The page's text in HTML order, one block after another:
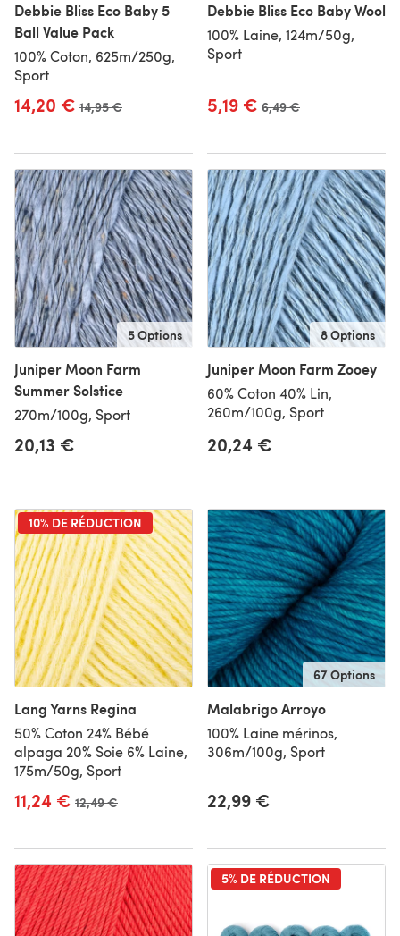
Debbie Bliss Eco Baby 5
Ball Value Pack
100% Coton, 625m/250g,
Sport
14,20 € Ancien prix
14,95 €
Debbie Bliss Eco Baby Wool
100% Laine, 124m/50g,
Sport
5,19 € Ancien prix
6,49 €
5 Options
Juniper Moon Farm
Summer Solstice
270m/100g, Sport
20,13 €
8 Options
Juniper Moon Farm Zooey
60% Coton 40% Lin,
260m/100g, Sport
20,24 €
10% DE RÉDUCTION
Lang Yarns Regina
50% Coton 24% Bébé
alpaga 20% Soie 6% Laine,
175m/50g, Sport
11,24 € Ancien prix
12,49 €
67 Options
Malabrigo Arroyo
100% Laine mérinos,
306m/100g, Sport
22,99 €
5% DE RÉDUCTION